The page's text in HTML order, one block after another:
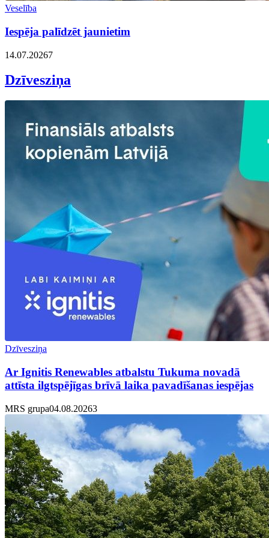
Veselība
Iespēja palīdzēt jaunietim
14.07.20267
Dzīvesziņa
Dzīvesziņa
Ar Ignitis Renewables atbalstu Tukuma novadā
attīsta ilgtspējīgas brīvā laika pavadīšanas iespējas
MRS grupa04.08.20263